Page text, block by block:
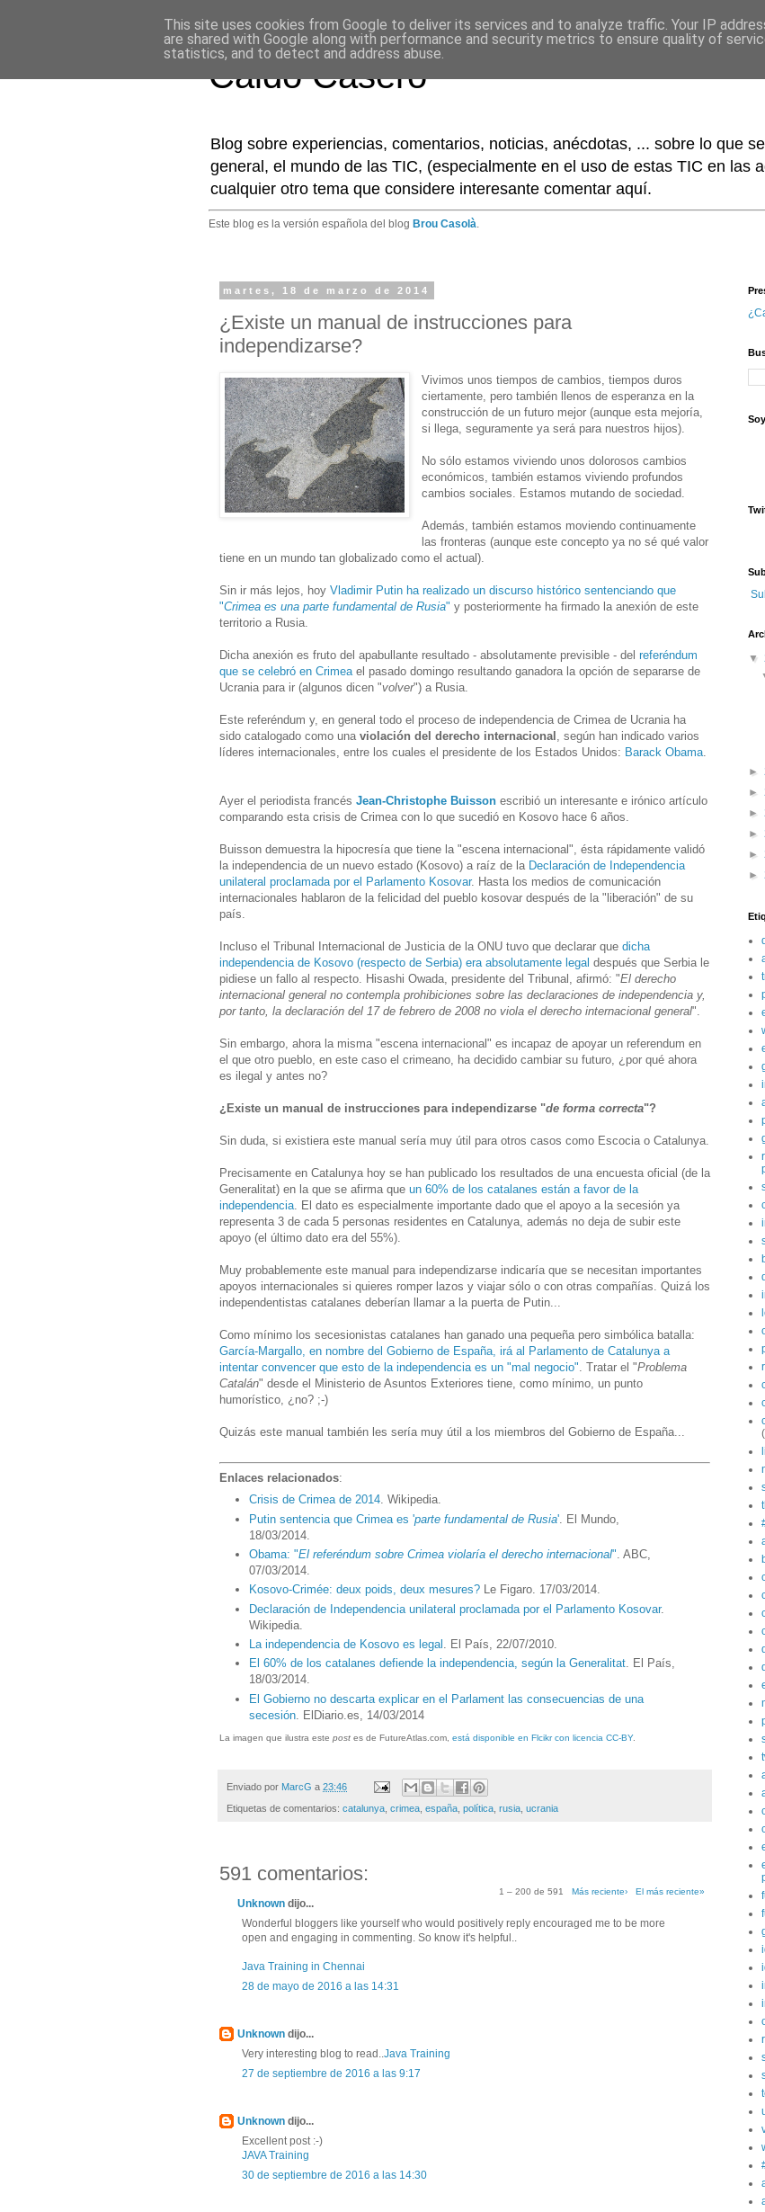
Caldo Casero
Blog sobre experiencias, comentarios, noticias, anécdotas, ... sobre lo que
general, el mundo de las TIC, (especialmente en el uso de estas TIC en las
cualquier otro tema que considere interesante comentar aquí.
Este blog es la versión española del blog Brou Casolà.
martes, 18 de marzo de 2014
¿Existe un manual de instrucciones para
independizarse?
Vivimos unos tiempos de cambios, tiempos duros
ciertamente, pero también llenos de esperanza en la
construcción de un futuro mejor (aunque esta mejoría,
si llega, seguramente ya será para nuestros hijos).
No sólo estamos viviendo unos dolorosos cambios
económicos, también estamos viviendo profundos
cambios sociales. Estamos mutando de sociedad.
Además, también estamos moviendo continuamente
las fronteras (aunque este concepto ya no sé qué valor
tiene en un mundo tan globalizado como el actual).
Sin ir más lejos, hoy Vladimir Putin ha realizado un discurso histórico sentenciando que
"Crimea es una parte fundamental de Rusia" y posteriormente ha firmado la anexión de este
territorio a Rusia.
Dicha anexión es fruto del apabullante resultado - absolutamente previsible - del referéndum
que se celebró en Crimea el pasado domingo resultando ganadora la opción de separarse de
Ucrania para ir (algunos dicen "volver") a Rusia.
Este referéndum y, en general todo el proceso de independencia de Crimea de Ucrania ha
sido catalogado como una violación del derecho internacional , según han indicado varios
líderes internacionales, entre los cuales el presidente de los Estados Unidos: Barack Obama
Ayer el periodista francés Jean-Christophe Buisson escribió un interesante e irónico artículo
comparando esta crisis de Crimea con lo que sucedió en Kosovo hace 6 años.
Buisson demuestra la hipocresía que tiene la "escena internacional", ésta rápidamente validó
la independencia de un nuevo estado (Kosovo) a raíz de la Declaración de Independencia
unilateral proclamada por el Parlamento Kosovar. Hasta los medios de comunicación
internacionales hablaron de la felicidad del pueblo kosovar después de la "liberación" de su
país.
Incluso el Tribunal Internacional de Justicia de la ONU tuvo que declarar que dicha
independencia de Kosovo (respecto de Serbia) era absolutamente legal después que Serbia le
pidiese un fallo al respecto. Hisashi Owada, presidente del Tribunal, afirmó: "El derecho
internacional general no contempla prohibiciones sobre las declaraciones de independencia y,
por tanto, la declaración del 17 de febrero de 2008 no viola el derecho internacional general".
Sin embargo, ahora la misma "escena internacional" es incapaz de apoyar un referendum en
el que otro pueblo, en este caso el crimeano, ha decidido cambiar su futuro, ¿por qué ahora
es ilegal y antes no?
¿Existe un manual de instrucciones para independizarse "de forma correcta"?
Sin duda, si existiera este manual sería muy útil para otros casos como Escocia o Catalunya.
Precisamente en Catalunya hoy se han publicado los resultados de una encuesta oficial (de la
Generalitat) en la que se afirma que un 60% de los catalanes están a favor de la
independencia . El dato es especialmente importante dado que el apoyo a la secesión ya
representa 3 de cada 5 personas residentes en Catalunya, además no deja de subir este
apoyo (el último dato era del 55%).
Muy probablemente este manual para independizarse indicaría que se necesitan importantes
apoyos internacionales si quieres romper lazos y viajar sólo o con otras compañías. Quizá los
independentistas catalanes deberían llamar a la puerta de Putin...
Como mínimo los secesionistas catalanes han ganado una pequeña pero simbólica batalla:
García-Margallo, en nombre del Gobierno de España, irá al Parlamento de Catalunya a
intentar convencer que esto de la independencia es un "mal negocio" . Tratar el "Problema
Catalán" desde el Ministerio de Asuntos Exteriores tiene, como mínimo, un punto
humorístico, ¿no? ;-)
Quizás este manual también les sería muy útil a los miembros del Gobierno de España...
Enlaces relacionados:
Crisis de Crimea de 2014. Wikipedia.
Putin sentencia que Crimea es 'parte fundamental de Rusia' . El Mundo,
18/03/2014.
Obama: "El referéndum sobre Crimea violaría el derecho internacional". ABC,
07/03/2014.
Kosovo-Crimée: deux poids, deux mesures? Le Figaro. 17/03/2014.
Declaración de Independencia unilateral proclamada por el Parlamento Kosovar.
Wikipedia.
La independencia de Kosovo es legal
. El País, 22/07/2010.
El 60% de los catalanes defiende la independencia, según la Generalitat. El País,
18/03/2014.
El Gobierno no descarta explicar en el Parlament las consecuencias de una
secesión . ElDiario.es, 14/03/2014
La imagen que ilustra este post es de FutureAtlas.com, está disponible en Flcikr con licencia CC-BY.
Enviado por MarcG a 23:46
Etiquetas de comentarios: catalunya crimea españa política rusia ucrania
591 comentarios:
1 – 200 de 591 Más reciente› El más reciente»
Unknown dijo...
Wonderful bloggers like yourself who would positively reply encouraged me to be more
open and engaging in commenting. So know it's helpful..
Java Training in Chennai
28 de mayo de 2016 a las 14:31
Unknown dijo...
Very interesting blog to read..Java Training
27 de septiembre de 2016 a las 9:17
Unknown dijo...
Excellent post :-)
JAVA Training
30 de septiembre de 2016 a las 14:30
▼
►
►
►
►
►
►
This site uses cookies from Google to deliver its services and to analyze traffic. Your IP
are shared with Google along with performance and security metrics to ensure quality of
statistics, and to detect and address abuse.